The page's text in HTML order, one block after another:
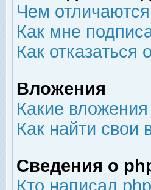
Чем
Как мне
Как отказаться
Вложения
Какие
Как найти свои
Сведения о
Кто написал